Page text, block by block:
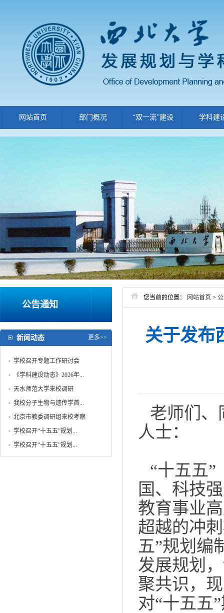
网站首页 部门概况 “双一流”建设 学科建
公告通知
更多>>
新闻动态
学校召开专题工作研讨会
《学科建设动态》2026年...
天水师范大学来校调研
我校分子生物与遗传学首...
北京市教委调研组来校考察
学校召开“十五五”规划...
学校召开“十五五”规划...
您当前的位置： 网站首页 >
关于发布
老师们、
人士：
“十五五
国、科技
教育事业
超越的冲
五”规划编
发展规划
聚共识，
对“十五五